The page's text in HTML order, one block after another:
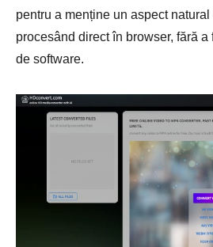
pentru a menține un aspect natural
procesând direct în browser, fără
de software.